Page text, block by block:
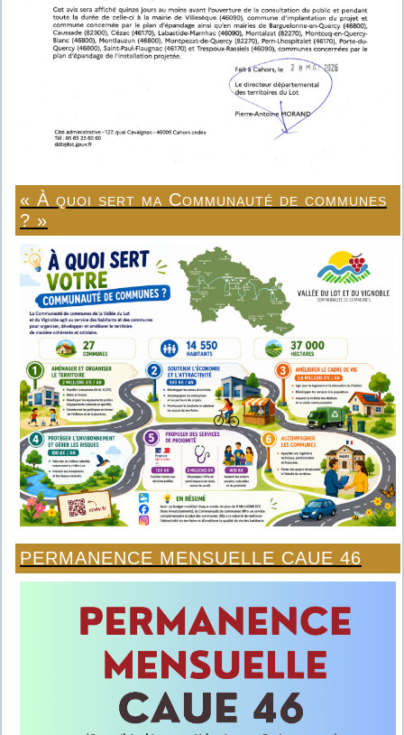
« À quoi sert ma Communauté de communes
? »
PERMANENCE MENSUELLE CAUE 46